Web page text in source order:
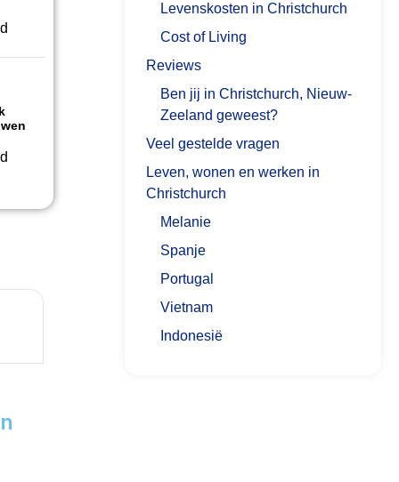
Levenskosten in Christchurch
Cost of Living
Reviews
Ben jij in Christchurch, Nieuw-
Zeeland geweest?
Veel gestelde vragen
Leven, wonen en werken in
Christchurch
Melanie
Spanje
Portugal
Vietnam
Indonesië